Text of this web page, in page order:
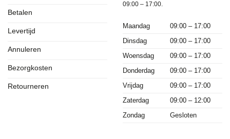
Betalen
Levertijd
Annuleren
Bezorgkosten
Retourneren
09:00 – 17:00.
Maandag
09:00 – 17:00
Dinsdag
09:00 – 17:00
Woensdag
09:00 – 17:00
Donderdag
09:00 – 17:00
Vrijdag
09:00 – 17:00
Zaterdag
09:00 – 12:00
Zondag
Gesloten